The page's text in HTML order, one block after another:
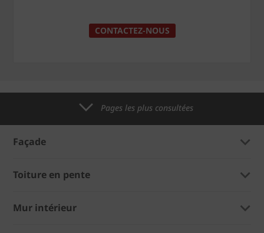
CONTACTEZ-NOUS
Pages les plus consultées
Façade
Toiture en pente
Mur intérieur